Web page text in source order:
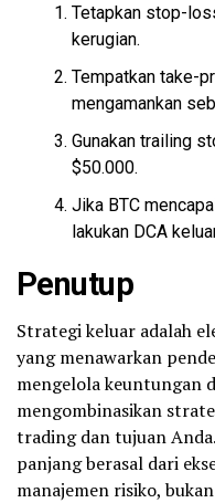
Tetapkan stop-
kerugian.
Tempatkan take-
mengamankan
Gunakan trailing
$50.000.
Jika BTC
lakukan DCA
Penutup
Strategi keluar adalah
yang menawarkan
mengelola keuntungan
mengombinasikan
trading dan tujuan
panjang berasal dari
manajemen risiko,